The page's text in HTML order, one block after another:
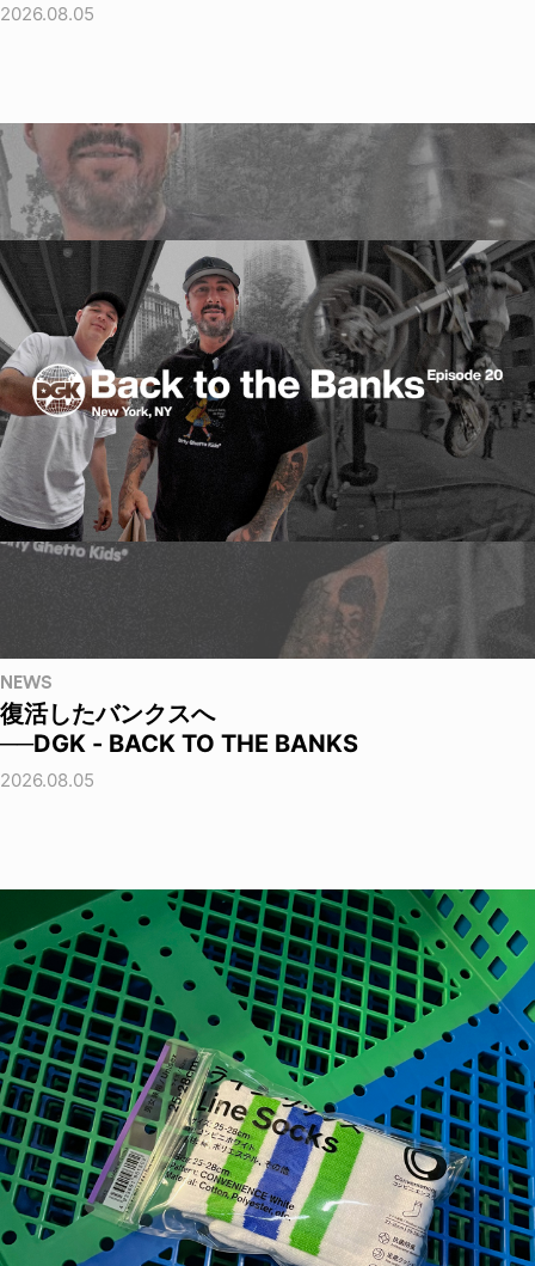
2026.08.05
NEWS
復活したバンクスへ
──DGK - BACK TO THE BANKS
2026.08.05